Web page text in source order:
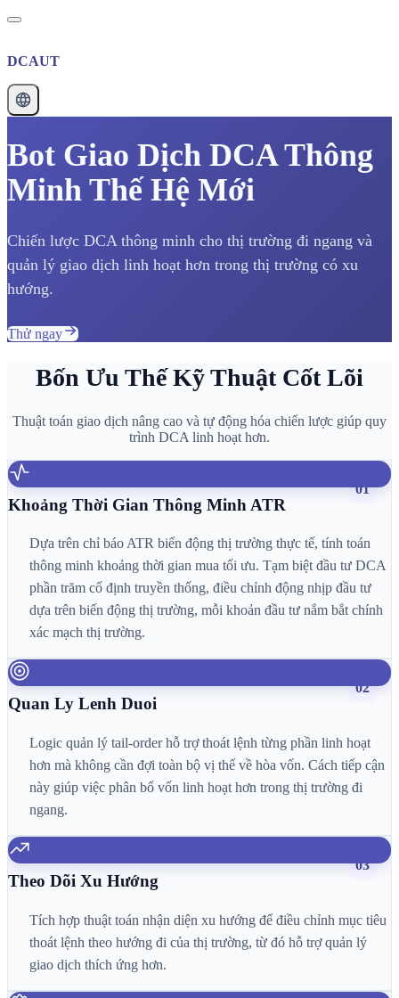
DCAUT
Bot Giao Dịch DCA Thông
Minh Thế Hệ Mới
Chiến lược DCA thông minh cho thị trường đi ngang và
quản lý giao dịch linh hoạt hơn trong thị trường có xu
hướng.
Thử ngay
Bốn Ưu Thế Kỹ Thuật Cốt Lõi
Thuật toán giao dịch nâng cao và tự động hóa chiến lược giúp quy
trình DCA linh hoạt hơn.
01
Khoảng Thời Gian Thông Minh ATR
Dựa trên chỉ báo ATR biến động thị trường thực tế, tính toán
thông minh khoảng thời gian mua tối ưu. Tạm biệt đầu tư DCA
phần trăm cố định truyền thống, điều chỉnh động nhịp đầu tư
dựa trên biến động thị trường, mỗi khoản đầu tư nắm bắt chính
xác mạch thị trường.
02
Quan Ly Lenh Duoi
Logic quản lý tail-order hỗ trợ thoát lệnh từng phần linh hoạt
hơn mà không cần đợi toàn bộ vị thế về hòa vốn. Cách tiếp cận
này giúp việc phân bổ vốn linh hoạt hơn trong thị trường đi
ngang.
03
Theo Dõi Xu Hướng
Tích hợp thuật toán nhận diện xu hướng để điều chỉnh mục tiêu
thoát lệnh theo hướng đi của thị trường, từ đó hỗ trợ quản lý
giao dịch thích ứng hơn.